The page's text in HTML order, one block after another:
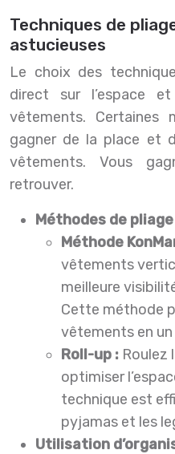
Techniques de
astucieuses
Le choix des
direct sur l’espace
vêtements. Certaines
gagner de la place et
vêtements. Vous
retrouver.
Méthodes de pliage
Méthode
vêtements
meilleure
Cette méthode
vêtements en
Roll-up : Roulez
optimiser
technique est
pyjamas et les
Utilisation